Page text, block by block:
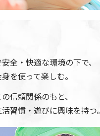
全・快適な環境の下で、
を使って楽しむ。
信頼関係のもと、
習慣・遊びに興味を持つ。